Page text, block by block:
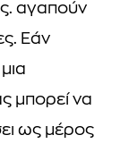
αγαπούν
Εάν
μπορεί να
ως μέρος